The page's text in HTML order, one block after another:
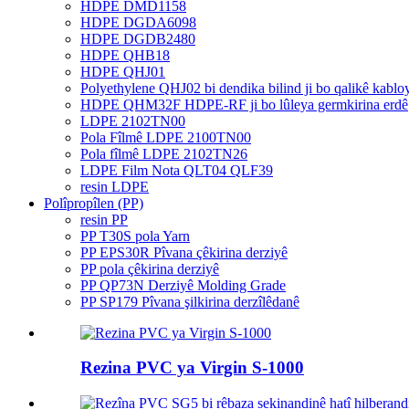
HDPE DMD1158
HDPE DGDA6098
HDPE DGDB2480
HDPE QHB18
HDPE QHJ01
Polyethylene QHJ02 bi dendika bilind ji bo qalikê
HDPE QHM32F HDPE-RF ji bo lûleya germkirina erdê
LDPE 2102TN00
Pola Fîlmê LDPE 2100TN00
Pola fîlmê LDPE 2102TN26
LDPE Film Nota QLT04 QLF39
resin LDPE
Polîpropîlen (PP)
resin PP
PP T30S pola Yarn
PP EPS30R Pîvana çêkirina derziyê
PP pola çêkirina derziyê
PP QP73N Derziyê Molding Grade
PP SP179 Pîvana şilkirina derzîlêdanê
Rezina PVC ya Virgin S-1000